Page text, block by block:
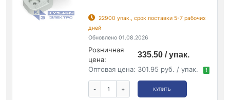
22900 упак., срок поставки 5-7 рабочих
дней
Обновлено 01.08.2026
Розничная
цена:
335.50 / упак.
Оптовая цена: 301.95 руб. / упак. !
- + КУПИТЬ